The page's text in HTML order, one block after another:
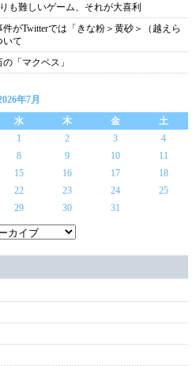
も難しいゲーム、それが大喜利
がTwitterでは「きな粉＞黄砂＞（越えら
いて
「マクベス」
年7月
水 木 金
土
1
2 3
4
8 9 10
11
15 16 17
18
22 23 24
25
29 30 31